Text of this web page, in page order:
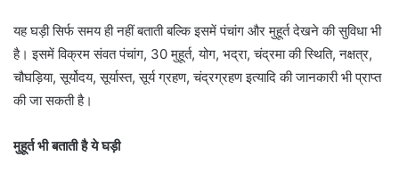
यह घड़ी सिर्फ समय ही नहीं बताती बल्कि इसमें पंचांग और मुहूर्त देखने की सुविधा भी
है। इसमें विक्रम संवत पंचांग, 30 मुहूर्त, योग, भद्रा, चंद्रमा की स्थिति, नक्षत्र,
चौघड़िया, सूर्योदय, सूर्यास्त, सूर्य ग्रहण, चंद्रग्रहण इत्यादि की जानकारी भी प्राप्त
की जा सकती है।
मुहूर्त भी बताती है ये घड़ी